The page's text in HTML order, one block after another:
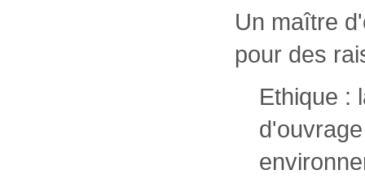
Un maître
pour des
Ethique :